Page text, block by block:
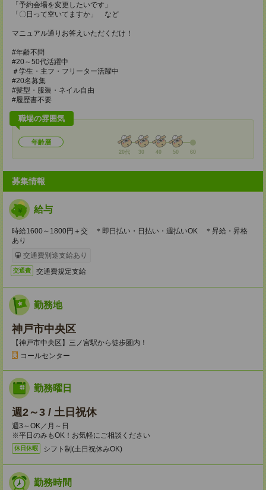
「予約会場を変更したいです」
「〇日って空いてますか」 など
マニュアル通りお答えいただくだけ！
#年齢不問
#20～50代活躍中
＃学生・主フ・フリーター活躍中
#20名募集
#髪型・服装・ネイル自由
#履歴書不要
職場の雰囲気
年齢層
20代 30 40 50 60
募集情報
給与
時給1600～1800円＋交 ＊即日払い・日払い・週払いOK ＊昇給・昇格
あり
交通費別途支給あり
交通費 交通費規定支給
勤務地
神戸市中央区
【神戸市中央区】三ノ宮駅から徒歩圏内！
コールセンター
勤務曜日
週2～3 / 土日祝休
週3～OK／月～日
※平日のみもOK！お気軽にご相談ください
休日休暇 シフト制(土日祝休みOK)
勤務時間